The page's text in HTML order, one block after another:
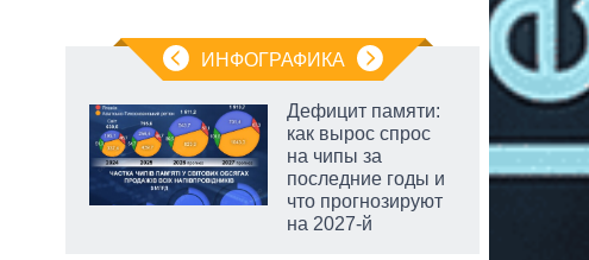
ИНФОГРАФИКА
Дефицит памяти:
как вырос спрос
на чипы за
последние годы и
что прогнозируют
на 2027-й